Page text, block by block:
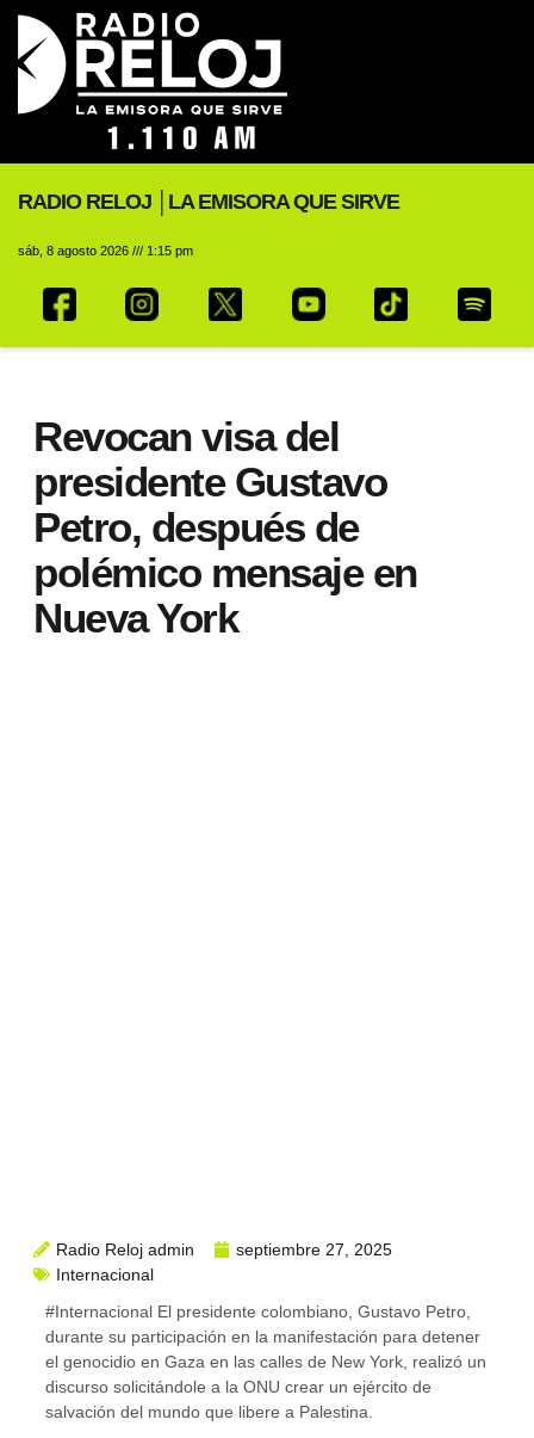
RADIO RELOJ │LA EMISORA QUE SIRVE
sáb, 8 agosto 2026 /// 1:15 pm
Revocan visa del
presidente Gustavo
Petro, después de
polémico mensaje en
Nueva York
Radio Reloj admin
septiembre 27, 2025
Internacional
#Internacional El presidente colombiano, Gustavo Petro,
durante su participación en la manifestación para detener
el genocidio en Gaza en las calles de New York, realizó un
discurso solicitándole a la ONU crear un ejército de
salvación del mundo que libere a Palestina.